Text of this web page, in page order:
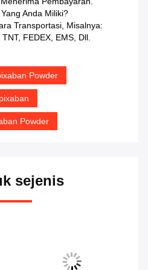
Anda Miliki?
Transportasi, Misalnya:
FEDEX, EMS, Dll.
Powder
Powder
sejenis